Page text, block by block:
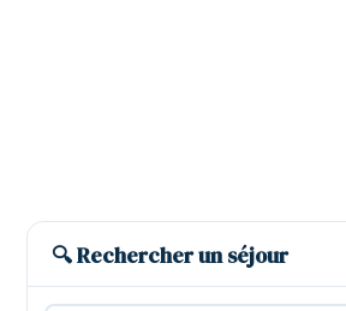
🔍 Rechercher un séjour